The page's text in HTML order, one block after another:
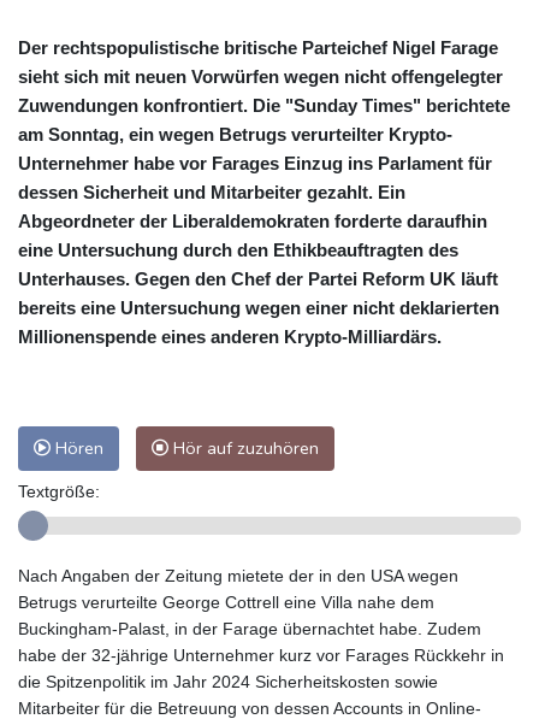
Der rechtspopulistische britische Parteichef Nigel Farage
sieht sich mit neuen Vorwürfen wegen nicht offengelegter
Zuwendungen konfrontiert. Die "Sunday Times" berichtete
am Sonntag, ein wegen Betrugs verurteilter Krypto-
Unternehmer habe vor Farages Einzug ins Parlament für
dessen Sicherheit und Mitarbeiter gezahlt. Ein
Abgeordneter der Liberaldemokraten forderte daraufhin
eine Untersuchung durch den Ethikbeauftragten des
Unterhauses. Gegen den Chef der Partei Reform UK läuft
bereits eine Untersuchung wegen einer nicht deklarierten
Millionenspende eines anderen Krypto-Milliardärs.
Hören Hör auf zuzuhören
Textgröße:
Nach Angaben der Zeitung mietete der in den USA wegen
Betrugs verurteilte George Cottrell eine Villa nahe dem
Buckingham-Palast, in der Farage übernachtet habe. Zudem
habe der 32-jährige Unternehmer kurz vor Farages Rückkehr in
die Spitzenpolitik im Jahr 2024 Sicherheitskosten sowie
Mitarbeiter für die Betreuung von dessen Accounts in Online-